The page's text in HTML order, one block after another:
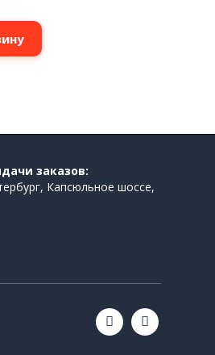
заказов:
Капсюльное шоссе,